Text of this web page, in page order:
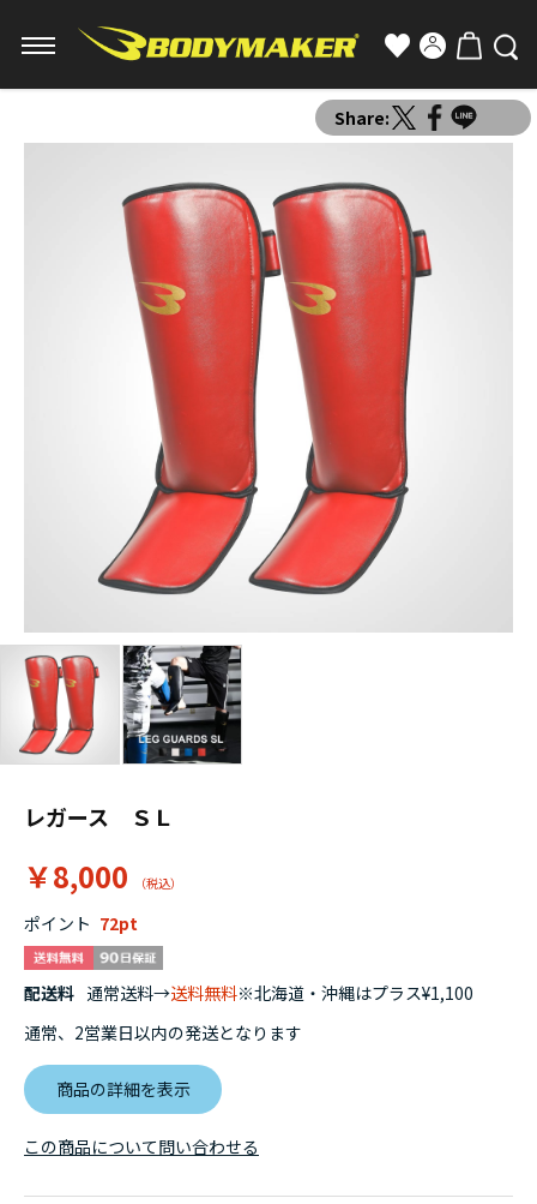
Share:
レガース ＳＬ
￥8,000
ポイント 72
配送料 通常送料→送料無料※北海道・沖縄はプラス¥1,100
通常、2営業日以内の発送となります
商品の詳細を表示
この商品について問い合わせる